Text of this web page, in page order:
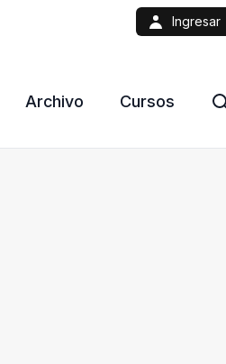
Ingresar
Archivo Cursos